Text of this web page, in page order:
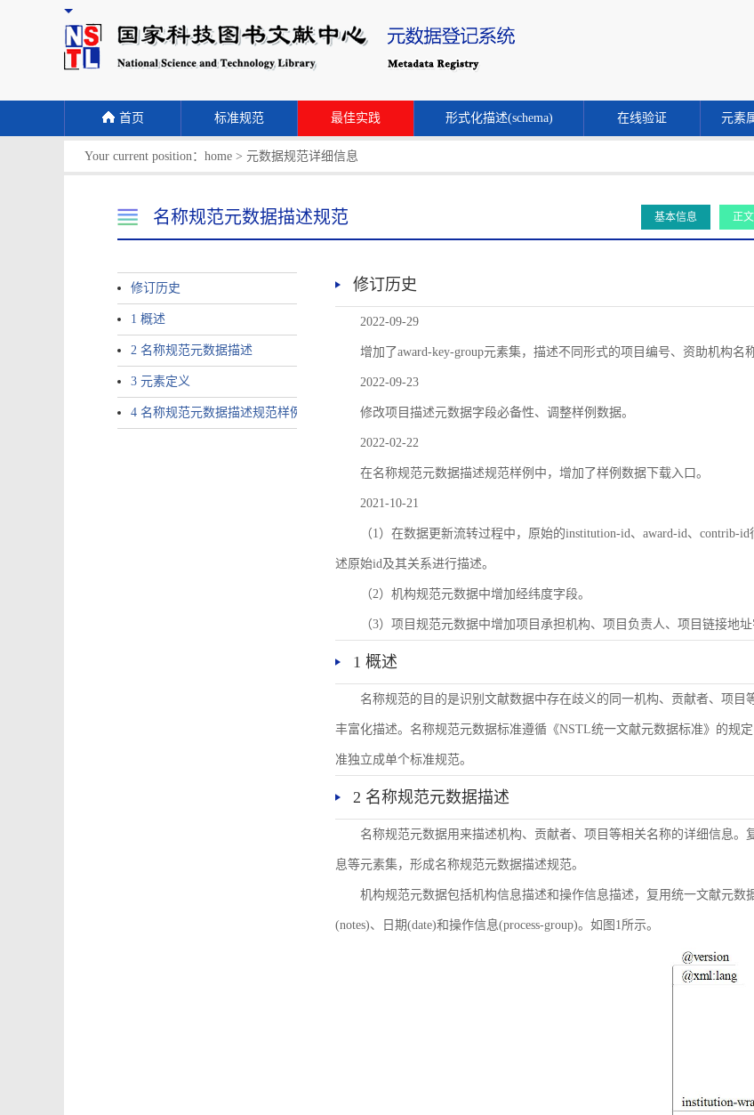
首页 标准规范 最佳实践 形式化描述(schema) 在线验证 元素
Your current position： home > 元数据规范详细信息
名称规范元数据描述规范 基本信息 正文
修订历史
1 概述
2 名称规范元数据描述
3 元素定义
4 名称规范元数据描述规范样例
修订历史
2022-09-29
增加了award-key-group元素集，描述不同形式的项目编号、资助机构名
2022-09-23
修改项目描述元数据字段必备性、调整样例数据。
2022-02-22
在名称规范元数据描述规范样例中，增加了样例数据下载入口。
2021-10-21
（1）在数据更新流转过程中，原始的institution-id、award-id、
述原始id及其关系进行描述。
（2）机构规范元数据中增加经纬度字段。
（3）项目规范元数据中增加项目承担机构、项目负责人、项目链接地址
1 概述
名称规范的目的是识别文献数据中存在歧义的同一机构、贡献者、项
丰富化描述。名称规范元数据标准遵循《NSTL统一文献元数据标准》的规
准独立成单个标准规范。
2 名称规范元数据描述
名称规范元数据用来描述机构、贡献者、项目等相关名称的详细信息
息等元素集，形成名称规范元数据描述规范。
机构规范元数据包括机构信息描述和操作信息描述，复用统一文献元数
(notes)、日期(date)和操作信息(process-group)。如图1所示。